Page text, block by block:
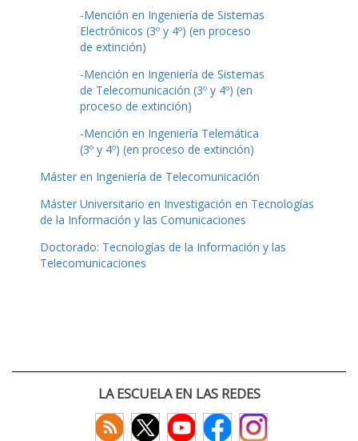
-Mención en Ingeniería de Sistemas
Electrónicos (3º y 4º) (en proceso
de extinción)
-Mención en Ingeniería de Sistemas
de Telecomunicación (3º y 4º) (en
proceso de extinción)
-Mención en Ingeniería Telemática
(3º y 4º) (en proceso de extinción)
Máster en Ingeniería de Telecomunicación
Máster Universitario en Investigación en Tecnologías
de la Información y las Comunicaciones
Doctorado: Tecnologías de la Información y las
Telecomunicaciones
LA ESCUELA EN LAS REDES